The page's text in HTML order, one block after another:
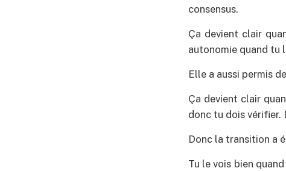
consensus.
Ça devient clair
autonomie quand tu
Elle a aussi permis
Ça devient clair
donc tu dois vérifier.
Donc la transition a
Tu le vois bien